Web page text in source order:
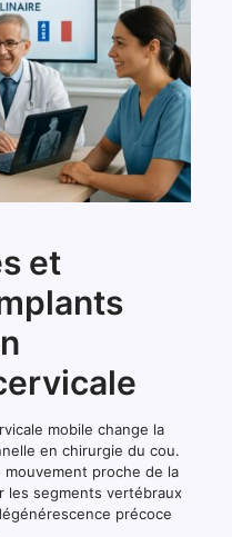
et
mobile change la
en chirurgie du cou.
proche de la
les segments vertébraux
précoce